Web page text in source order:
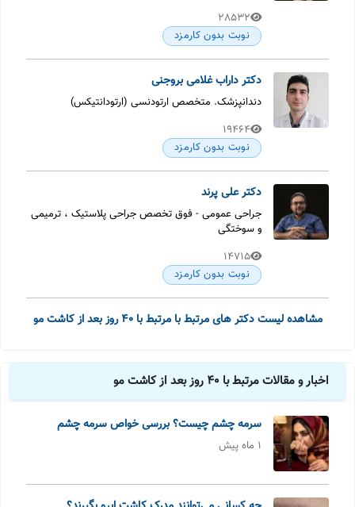
28532
نوبت بدون کارمزد
دکتر داراب غلامی بروجنی
دندانپزشک. متخصص ارتودنسی (ارتودانتیکس)
19464
نوبت بدون کارمزد
دکتر علی پرند
جراحی عمومی - فوق تخصص جراحی پلاستیک ، ترمیمی
و سوختگی
14715
نوبت بدون کارمزد
مشاهده لیست دکتر های مرتبط با مرتبط با 40 روز بعد از کاشت مو
اخبار و مقالات مرتبط با 40 روز بعد از کاشت مو
سرمه چشم چیست؟ بررسی خواص سرمه چشم
1 ماه پیش